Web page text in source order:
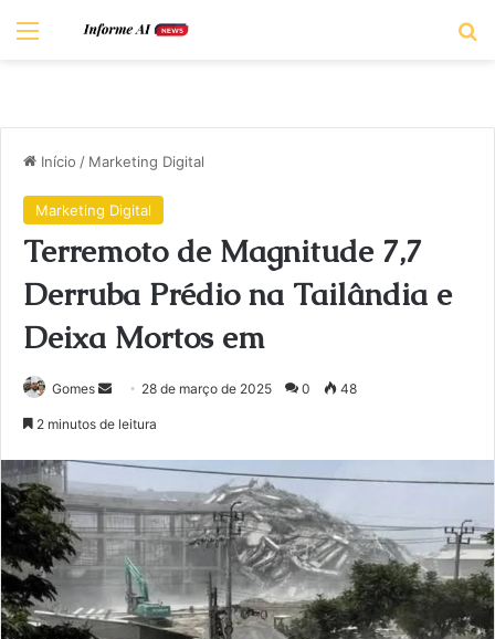
Menu
Início / Marketing Digital
Marketing Digital
Terremoto de Magnitude 7,7
Derruba Prédio na Tailândia e
Deixa Mortos em
Gomes
d
e
u
m
-
m
28 de março de 2025 0 48
2 minutos de leitura